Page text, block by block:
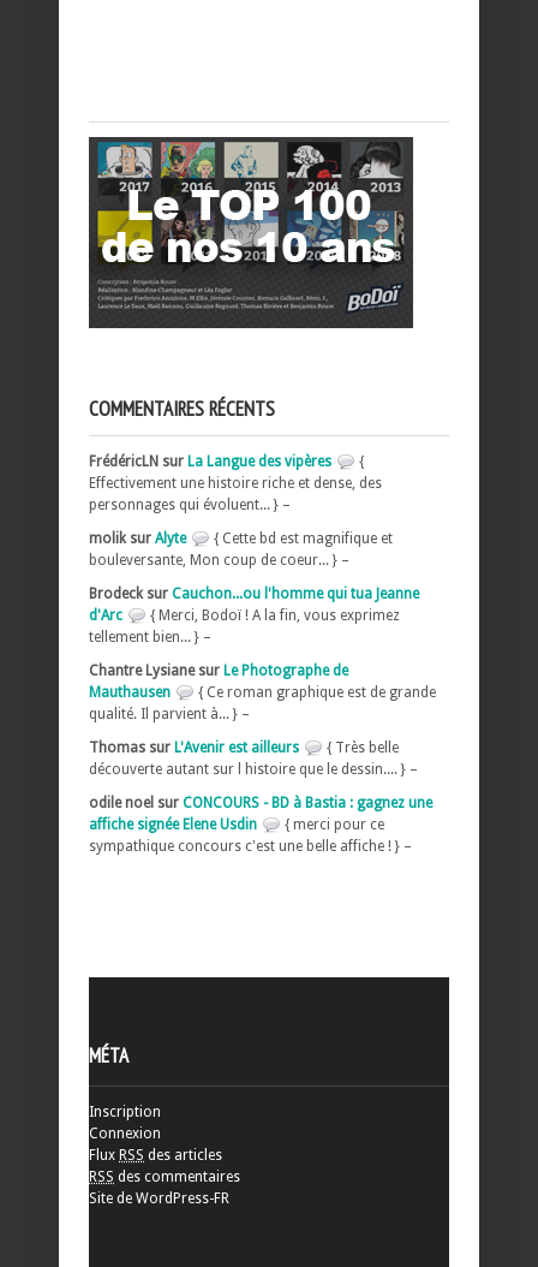
COMMENTAIRES RÉCENTS
FrédéricLN sur La Langue des vipères
{
Effectivement une histoire riche et dense, des
personnages qui évoluent... } –
molik sur Alyte
{ Cette bd est magnifique et
bouleversante, Mon coup de coeur... } –
Brodeck sur Cauchon...ou l'homme qui tua Jeanne
d'Arc
{ Merci, Bodoï ! A la fin, vous exprimez
tellement bien... } –
Chantre Lysiane sur Le Photographe de
Mauthausen
{ Ce roman graphique est de grande
qualité. Il parvient à... } –
Thomas sur L'Avenir est ailleurs
{ Très belle
découverte autant sur l histoire que le dessin.... } –
odile noel sur CONCOURS - BD à Bastia : gagnez une
affiche signée Elene Usdin
{ merci pour ce
sympathique concours c'est une belle affiche ! } –
MÉTA
Inscription
Connexion
Flux RSS des articles
RSS des commentaires
Site de WordPress-FR